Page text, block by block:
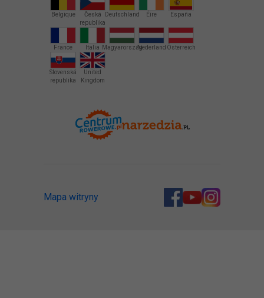
Belgique
Česká
republika
Deutschland Éire España
France Italia MagyarországNederland Österreich
Slovenská
republika
United
Kingdom
Mapa witryny